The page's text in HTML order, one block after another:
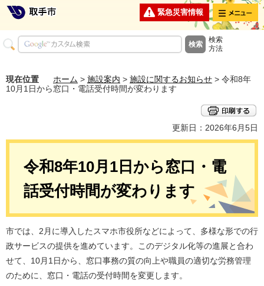
緊急災害情報 メニュー
検索
方法
現在位置 ホーム > 施設案内 > 施設に関するお知らせ > 令和8年
10月1日から窓口・電話受付時間が変わります
更新日：2026年6月5日
令和8年10月1日から窓口・電
話受付時間が変わります
市では、2月に導入したスマホ市役所などによって、多様な形での行
政サービスの提供を進めています。このデジタル化等の進展と合わ
せて、10月1日から、窓口事務の質の向上や職員の適切な労務管理
のために、窓口・電話の受付時間を変更します。